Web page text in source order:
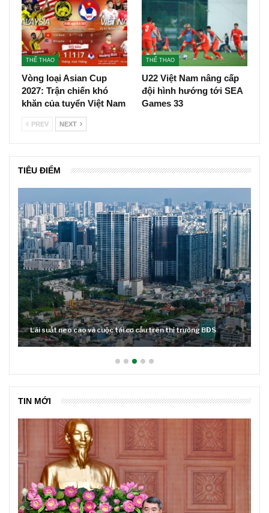
THỂ THAO
Vòng loại Asian Cup
2027: Trận chiến khó
khăn của tuyển Việt Nam
THỂ THAO
U22 Việt Nam nâng cấp
đội hình hướng tới SEA
Games 33
PREV NEXT
TIÊU ĐIỂM
Lãi suất neo cao và cuộc tái cơ cấu trên thị trường BĐS
TIN MỚI